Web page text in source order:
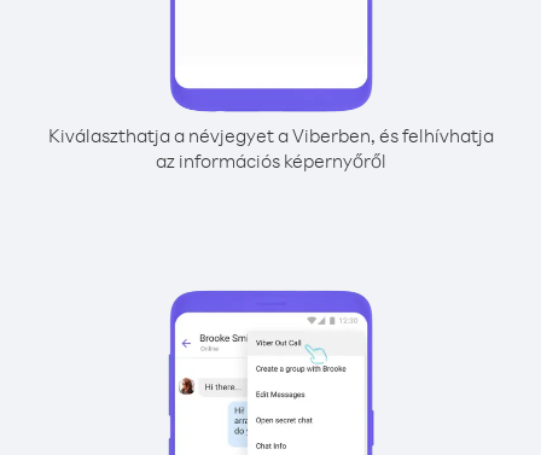
Kiválaszthatja a névjegyet a Viberben, és felhívhatja
az információs képernyőről